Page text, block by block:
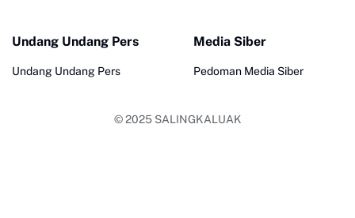
Undang Undang Pers
Undang Undang Pers
Media Siber
Pedoman Media Siber
© 2025 SALINGKALUAK